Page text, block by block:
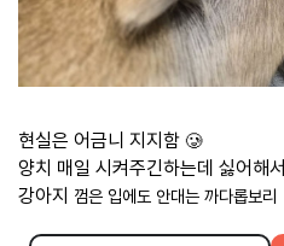
현실은 어금니 지지함 🥲
양치 매일 시켜주긴하는데 싫어해
강아지 껌은 입에도 안대는 까다롭보리